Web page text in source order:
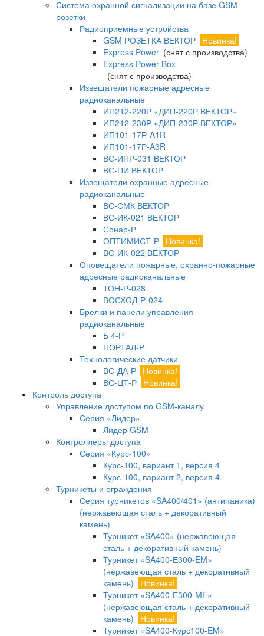
Система охранной сигнализации на базе GSM
розетки
Радиоприемные устройства
GSM РОЗЕТКА ВЕКТОР Новинка!
Express Power (снят с производства)
Express Power Box
(снят с производства)
Извещатели пожарные адресные
радиоканальные
ИП212-220Р «ДИП-220Р ВЕКТОР»
ИП212-230Р «ДИП-230Р ВЕКТОР»
ИП101-17Р-A1R
ИП101-17Р-A3R
ВС-ИПР-031 ВЕКТОР
ВС-ПИ ВЕКТОР
Извещатели охранные адресные
радиоканальные
ВС-СМК ВЕКТОР
ВС-ИК-021 ВЕКТОР
Сонар-Р
ОПТИМИСТ-Р Новинка!
ВС-ИК-022 ВЕКТОР
Оповещатели пожарные, охранно-пожарные
адресные радиоканальные
ТОН-Р-028
ВОСХОД-Р-024
Брелки и панели управления
радиоканальные
Б 4-Р
ПОРТАЛ-Р
Технологические датчики
ВС-ДА-Р Новинка!
ВС-ЦТ-Р Новинка!
Контроль доступа
Управление доступом по GSM-каналу
Серия «Лидер»
Лидер GSM
Контроллеры доступа
Серия «Курс-100»
Курс-100, вариант 1, версия 4
Курс-100, вариант 2, версия 4
Турникеты и ограждения
Серия турникетов «SA400/401» (антипаника)
(нержавеющая сталь + декоративный
камень)
Турникет «SA400» (нержавеющая
сталь + декоративный камень)
Турникет «SA400-Е300-EM»
(нержавеющая сталь + декоративный
камень)
Новинка!
Турникет «SA400-Е300-MF»
(нержавеющая сталь + декоративный
камень)
Новинка!
Турникет «SA400-Курс100-EM»